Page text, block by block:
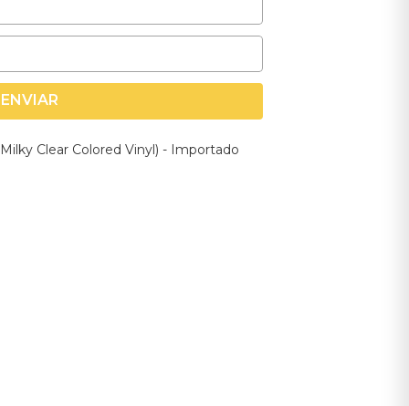
ENVIAR
Clear Colored Vinyl) - Importado